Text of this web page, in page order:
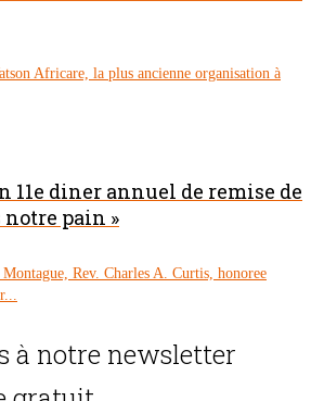
Africare, la plus ancienne organisation à
11e diner annuel de remise de
notre pain »
Rev. Charles A. Curtis, honoree
à notre newsletter